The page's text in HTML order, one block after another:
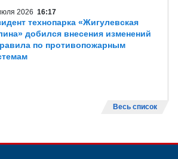
2026 16:17
технопарка «Жигулевская
добился внесения изменений
по противопожарным
Весь список